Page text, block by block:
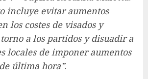
incluye evitar aumentos
los costes de visados ​​y
a los partidos y disuadir a
locales de imponer aumentos
última hora”.